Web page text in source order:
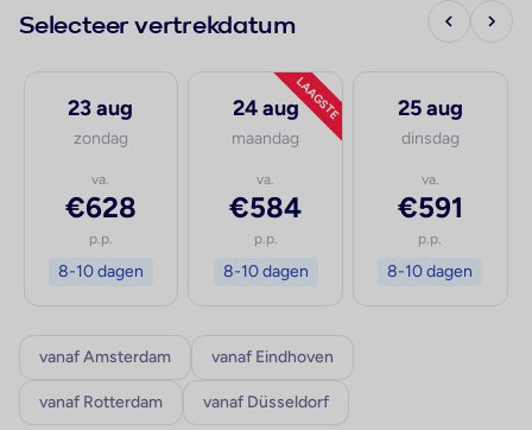
Selecteer vertrekdatum
23 aug
zondag
va.
€628
p.p.
8-10 dagen
LAAGSTE
24 aug
maandag
va.
€584
p.p.
8-10 dagen
25 aug
dinsdag
va.
€591
p.p.
8-10 dagen
vanaf Amsterdam vanaf Eindhoven
vanaf Rotterdam vanaf Düsseldorf